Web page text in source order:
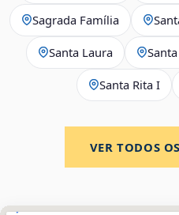
Sagrada Família
Santa Laura
Santa Rita I
VER TODOS OS